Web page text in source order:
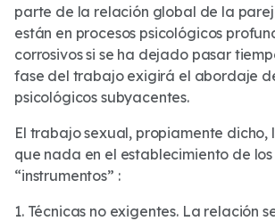
parte de la relación global de la
están en procesos psicológicos
corrosivos si se ha dejado pasar
fase del trabajo exigirá el abordaje
psicológicos subyacentes.
El trabajo sexual, propiamente dicho,
que nada en el establecimiento de
“instrumentos” :
1. Técnicas no exigentes. La relación